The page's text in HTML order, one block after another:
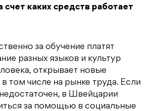
счет каких средств работает
за обучение платят
разных языков и культур
открывает новые
том числе на рынке труда. Если
в Швейцарии
за помощью в социальные